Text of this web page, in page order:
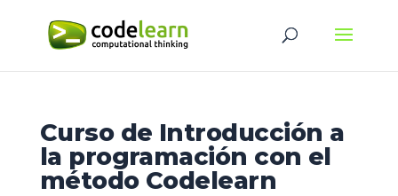
Curso de Introducción a
la programación con el
método Codelearn